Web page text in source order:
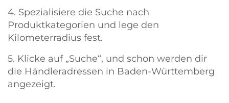
4. Spezialisiere die Suche nach
Produktkategorien und lege den
Kilometerradius fest.
5. Klicke auf „Suche“, und schon werden dir
die Händleradressen in Baden-Württemberg
angezeigt.